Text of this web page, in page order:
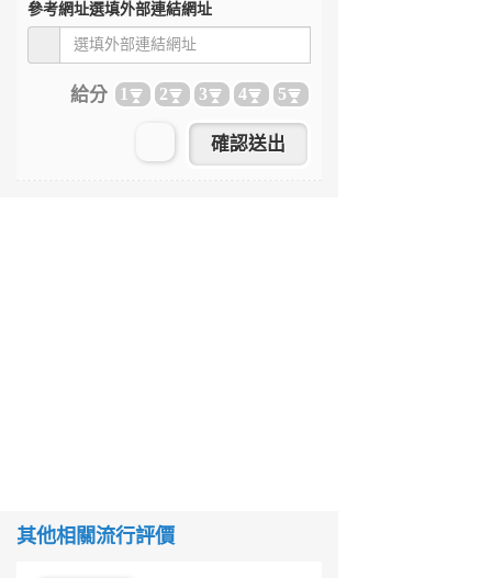
參考網址選填外部連結網址
給分 1 2 3 4 5
其他相關流行評價